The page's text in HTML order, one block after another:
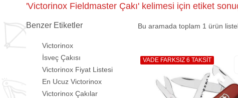
'Victorinox Fieldmaster Çakı' kelimesi için etiket
Benzer Etiketler
Victorinox
İsveç Çakısı
Victorinox Fiyat Listesi
En Ucuz Victorinox
Victorinox Çakılar
Bu aramada toplam 1 ürün
VADE FARKSIZ 6 TAKSİT